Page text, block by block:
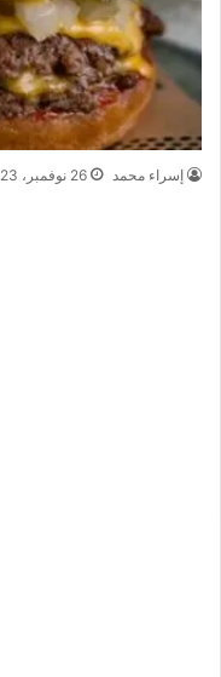
إسراء محمد 26 نوفمبر، 2023